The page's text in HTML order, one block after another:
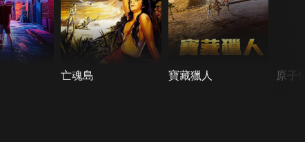
亡魂島 寶藏獵人 原子